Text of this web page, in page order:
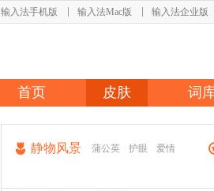
输入法手机版 输入法Mac版 输入法企业版
首页 皮肤 词
静物风景 蒲公英 护眼 爱情